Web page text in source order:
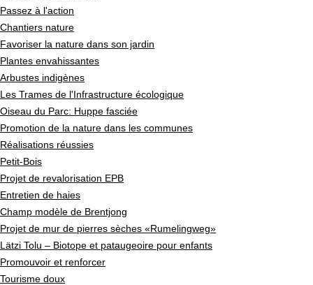
Passez à l'action
Chantiers nature
Favoriser la nature dans son jardin
Plantes envahissantes
Arbustes indigènes
Les Trames de l'Infrastructure écologique
Oiseau du Parc: Huppe fasciée
Promotion de la nature dans les communes
Réalisations réussies
Petit-Bois
Projet de revalorisation EPB
Entretien de haies
Champ modèle de Brentjong
Projet de mur de pierres sèches «Rumelingweg»
Lätzi Tolu – Biotope et pataugeoire pour enfants
Promouvoir et renforcer
Tourisme doux